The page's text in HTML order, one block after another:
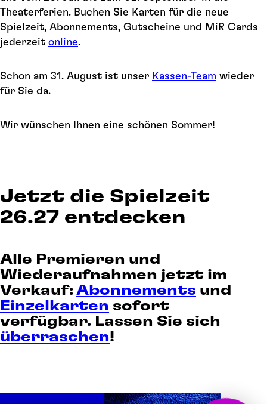
Theaterferien. Buchen Sie Karten für die neue
Spielzeit, Abonnements, Gutscheine und MiR Cards
jederzeit online.
Schon am 31. August ist unser Kassen-Team wieder
für Sie da.
Wir wünschen Ihnen eine schönen Sommer!
Jetzt die Spielzeit
26.27 entdecken
Alle Premieren und
Wiederaufnahmen jetzt im
Verkauf: Abonnements und
Einzelkarten sofort
verfügbar. Lassen Sie sich
überraschen!